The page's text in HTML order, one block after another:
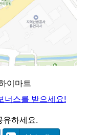
이마트
너스를 받으세요!
유하세요.